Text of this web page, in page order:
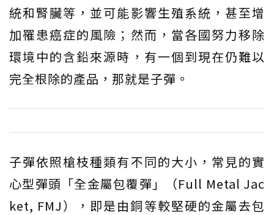
統和腎臟等，並可能影響生殖系統，甚至增
加罹患癌症的風險；然而，當各國努力移除
環境中的含鉛來源時，有一個到現在仍難以
完全根除的產品，那就是子彈。
子彈依照槍枝種類有不同的大小，常見的實
心型彈頭「全金屬包覆彈」（Full Metal Jac
ket, FMJ），即是由銅等較堅硬的金屬去包